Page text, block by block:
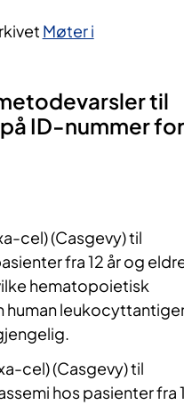
Møter i
til
ID-nummer for
cel) (Casgevy) til
fra 12 år og
hematopoietisk
human
cel) (Casgevy) til
hos pasienter fra